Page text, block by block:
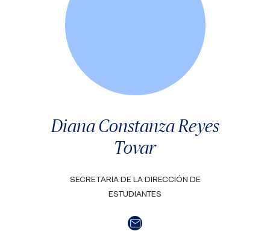
Diana Constanza Reyes
Tovar
SECRETARIA DE LA DIRECCIÓN DE
ESTUDIANTES